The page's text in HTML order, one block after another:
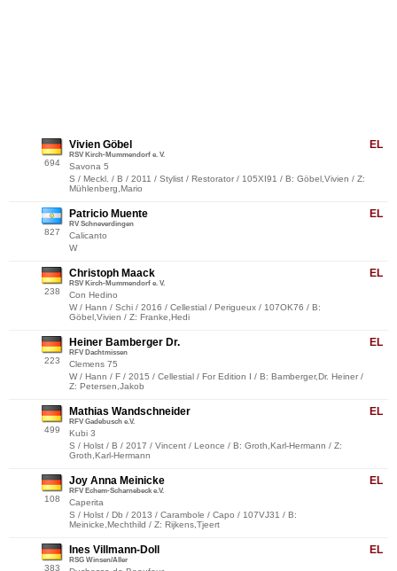
694
EL
Vivien Göbel
RSV Kirch-Mummendorf e. V.
Savona 5
S / Meckl. / B / 2011 / Stylist / Restorator / 105XI91 / B: Göbel,Vivien / Z:
Mühlenberg,Mario
827
EL
Patricio Muente
RV Schneverdingen
Calicanto
W
238
EL
Christoph Maack
RSV Kirch-Mummendorf e. V.
Con Hedino
W / Hann / Schi / 2016 / Cellestial / Perigueux / 107OK76 / B:
Göbel,Vivien / Z: Franke,Hedi
223
EL
Heiner Bamberger Dr.
RFV Dachtmissen
Clemens 75
W / Hann / F / 2015 / Cellestial / For Edition I / B: Bamberger,Dr. Heiner /
Z: Petersen,Jakob
499
EL
Mathias Wandschneider
RFV Gadebusch e.V.
Kubi 3
S / Holst / B / 2017 / Vincent / Leonce / B: Groth,Karl-Hermann / Z:
Groth,Karl-Hermann
108
EL
Joy Anna Meinicke
RFV Echem-Scharnebeck e.V.
Caperita
S / Holst / Db / 2013 / Carambole / Capo / 107VJ31 / B:
Meinicke,Mechthild / Z: Rijkens,Tjeert
383
EL
Ines Villmann-Doll
RSG Winsen/Aller